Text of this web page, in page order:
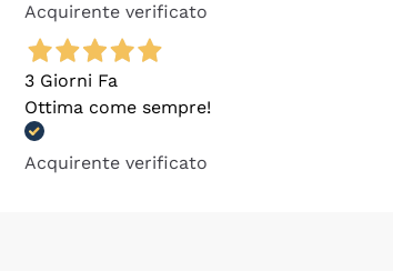
Acquirente verificato
3 Giorni Fa
Ottima come sempre!
Acquirente verificato